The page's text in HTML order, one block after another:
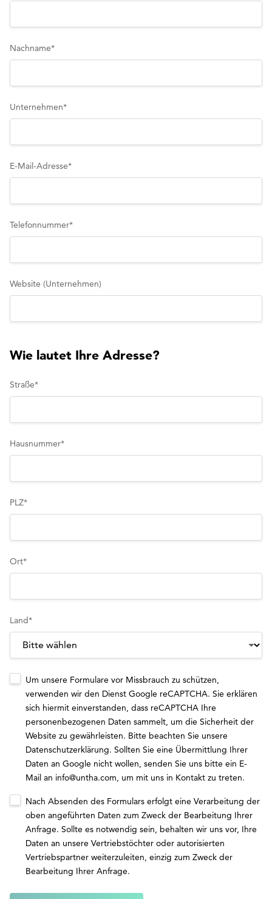
Nachname*
Unternehmen*
E-Mail-Adresse*
Telefonnummer*
Website (Unternehmen)
Wie lautet Ihre Adresse?
Straße*
Hausnummer*
PLZ*
Ort*
Land*
Um unsere Formulare vor Missbrauch zu schützen,
verwenden wir den Dienst Google reCAPTCHA. Sie erklären
sich hiermit einverstanden, dass reCAPTCHA Ihre
personenbezogenen Daten sammelt, um die Sicherheit der
Website zu gewährleisten. Bitte beachten Sie unsere
Datenschutzerklärung. Sollten Sie eine Übermittlung Ihrer
Daten an Google nicht wollen, senden Sie uns bitte ein E-
Mail an info@untha.com , um mit uns in Kontakt zu treten.
Nach Absenden des Formulars erfolgt eine Verarbeitung der
oben angeführten Daten zum Zweck der Bearbeitung Ihrer
Anfrage. Sollte es notwendig sein, behalten wir uns vor, Ihre
Daten an unsere Vertriebstöchter oder autorisierten
Vertriebspartner weiterzuleiten, einzig zum Zweck der
Bearbeitung Ihrer Anfrage.